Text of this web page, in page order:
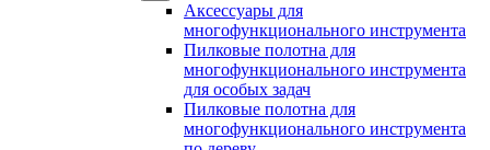
Аксессуары для
многофункционального инструмента
Пилковые полотна для
многофункционального инструмента
для особых задач
Пилковые полотна для
многофункционального инструмента